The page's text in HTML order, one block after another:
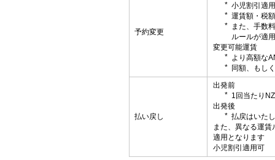
予約変更
小児割引適
運賃額・税
また、手数
ルールが適
変更可能運賃
より高額な
同額、もし
払い戻し
出発前
1回当たり
出発後
払戻はいた
また、異なる運
適用となります
小児割引適用可